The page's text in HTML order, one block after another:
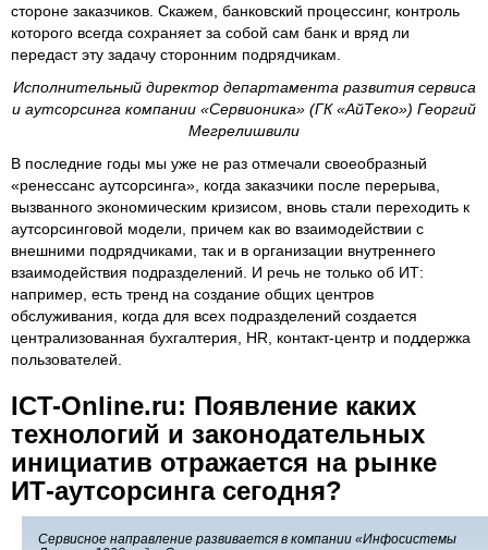
стороне заказчиков. Скажем, банковский процессинг, контроль
которого всегда сохраняет за собой сам банк и вряд ли
передаст эту задачу сторонним подрядчикам.
Исполнительный директор департамента развития сервиса
и аутсорсинга компании «Сервионика» (ГК «АйТеко») Георгий
Мегрелишвили
В последние годы мы уже не раз отмечали своеобразный
«ренессанс аутсорсинга», когда заказчики после перерыва,
вызванного экономическим кризисом, вновь стали переходить к
аутсорсинговой модели, причем как во взаимодействии с
внешними подрядчиками, так и в организации внутреннего
взаимодействия подразделений. И речь не только об ИТ:
например, есть тренд на создание общих центров
обслуживания, когда для всех подразделений создается
централизованная бухгалтерия, HR, контакт-центр и поддержка
пользователей.
ICT-Online.ru: Появление каких
технологий и законодательных
инициатив отражается на рынке
ИТ-аутсорсинга сегодня?
Сервисное направление развивается в компании «Инфосистемы